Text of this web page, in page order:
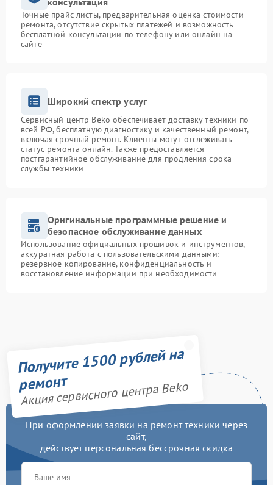
Точные прайс-листы, предварительная оценка стоимости
ремонта, отсутствие скрытых платежей и возможность
бесплатной консультации по телефону или онлайн на
сайте
Широкий спектр услуг
Сервисный центр Beko обеспечивает доставку техники по
всей РФ, бесплатную диагностику и качественный ремонт,
включая срочный ремонт. Клиенты могут отслеживать
статус ремонта онлайн. Также предоставляется
постгарантийное обслуживание для продления срока
службы техники
Оригинальные программные решение и
безопасное обслуживание данных
Использование официальных прошивок и инструментов,
аккуратная работа с пользовательскими данными:
резервное копирование, конфиденциальность и
восстановление информации при необходимости
Получите 1500 рублей на
ремонт
Акция сервисного центра Beko
При оформлении заявки на ремонт техники через
сайт,
действует персональная бессрочная скидка